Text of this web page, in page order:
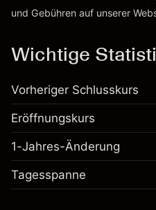
und Gebühren auf unserer
Wichtige
Vorheriger Schlusskurs
Eröffnungskurs
1-Jahres-Änderung
Tagesspanne